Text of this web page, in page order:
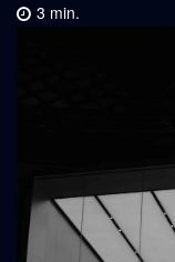
3 min.